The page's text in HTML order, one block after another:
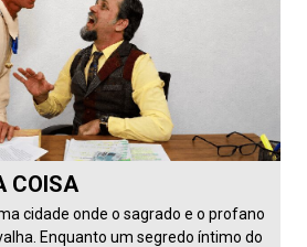
COISA
cidade onde o sagrado e o profano
Enquanto um segredo íntimo do